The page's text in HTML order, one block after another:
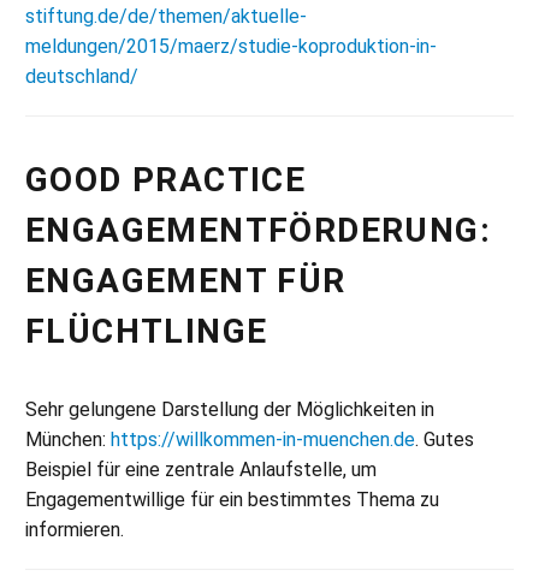
stiftung.de/de/themen/aktuelle-
meldungen/2015/maerz/studie-koproduktion-in-
deutschland/
GOOD PRACTICE
ENGAGEMENTFÖRDERUNG:
ENGAGEMENT FÜR
FLÜCHTLINGE
Sehr gelungene Darstellung der Möglichkeiten in
München: https://willkommen-in-muenchen.de. Gutes
Beispiel für eine zentrale Anlaufstelle, um
Engagementwillige für ein bestimmtes Thema zu
informieren.